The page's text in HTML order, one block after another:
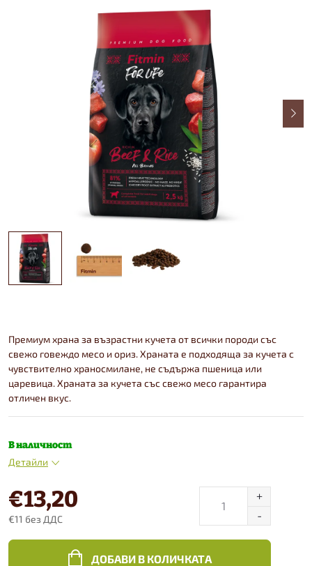
Премиум храна за възрастни кучета от всички породи със
свежо говеждо месо и ориз. Храната е подходяща за кучета с
чувствително храносмилане, не съдържа пшеница или
царевица. Храната за кучета със свежо месо гарантира
отличен вкус.
В наличност
Детайли
€13,20
€11 без ДДС
цена:
ДОБАВИ В КОЛИЧКАТА